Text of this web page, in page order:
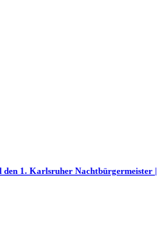
den 1. Karlsruher Nachtbürgermeister |